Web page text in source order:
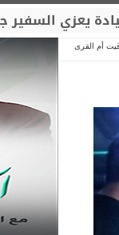
جمال السلال
أم القرى